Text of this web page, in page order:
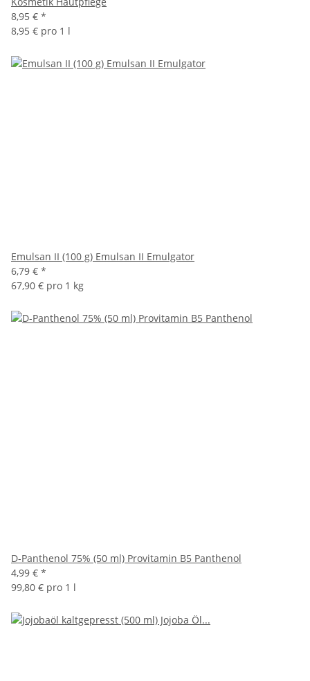
8,95 € *
8,95 € pro 1 l
Emulsan II (100 g) Emulsan II Emulgator
6,79 € *
67,90 € pro 1 kg
D-Panthenol 75% (50 ml) Provitamin B5 Panthenol
4,99 € *
99,80 € pro 1 l